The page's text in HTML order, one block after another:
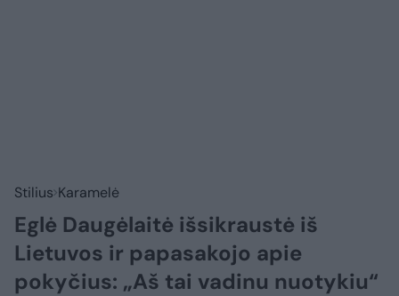
Stilius Karamelė
Eglė Daugėlaitė išsikraustė iš
Lietuvos ir papasakojo apie
pokyčius: „Aš tai vadinu nuotykiu“